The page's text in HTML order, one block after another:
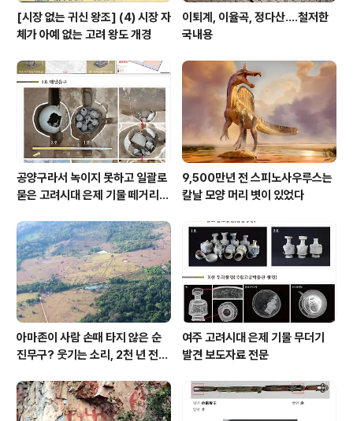
[시장 없는 귀신 왕조] (4) 시장 자
체가 아예 없는 고려 왕도 개경
이퇴계, 이율곡, 정다산....철저한
국내용
공양구라서 녹이지 못하고 일괄로
묻은 고려시대 은제 기물 떼거리로
9,500만년 전 스피노사우루스는
칼날 모양 머리 볏이 있었다
아마존이 사람 손때 타지 않은 순
진무구? 웃기는 소리, 2천 년 전에
여주 고려시대 은제 기물 무더기
발견 보도자료 전문